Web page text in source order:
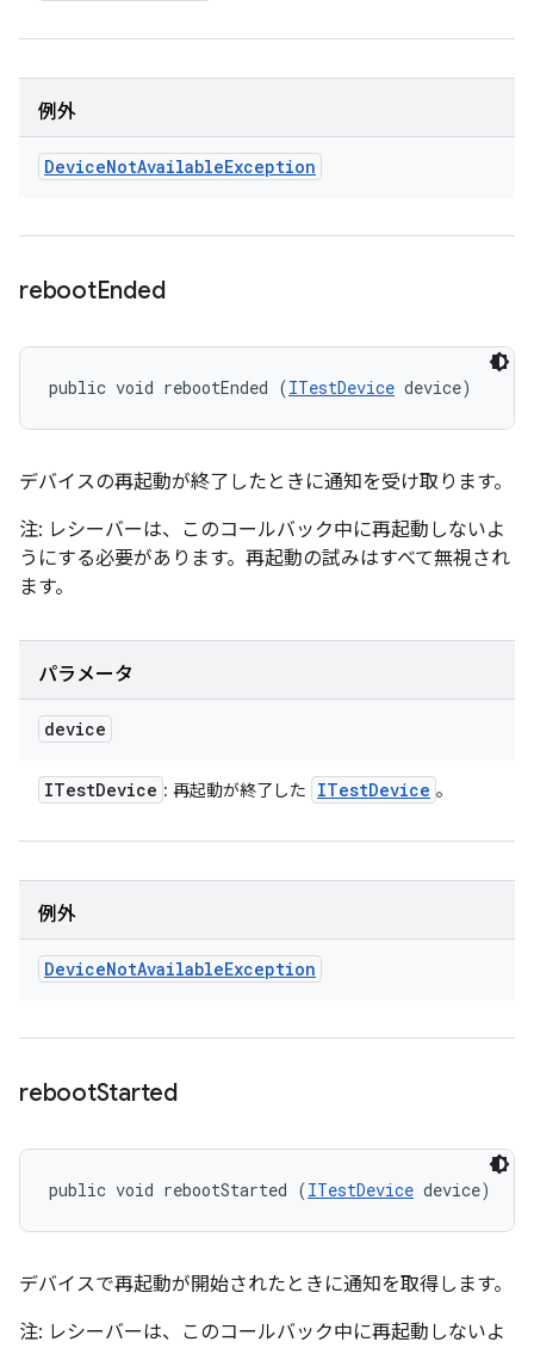
例外
DeviceNotAvailableException
rebootEnded
public void rebootEnded (ITestDevice device)
デバイスの再起動が終了したときに通知を受け取ります。
注: レシーバーは、このコールバック中に再起動しないよ
うにする必要があります。再起動の試みはすべて無視され
ます。
パラメータ
device
ITestDevice : 再起動が終了した ITestDevice 。
例外
DeviceNotAvailableException
rebootStarted
public void rebootStarted (ITestDevice device)
デバイスで再起動が開始されたときに通知を取得します。
注: レシーバーは、このコールバック中に再起動しないよ